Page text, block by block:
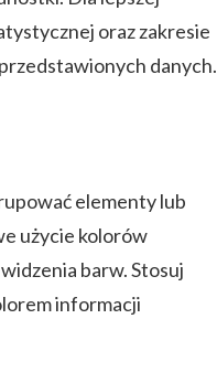
oraz zakresie
danych.
elementy lub
użycie kolorów
barw. Stosuj
informacji